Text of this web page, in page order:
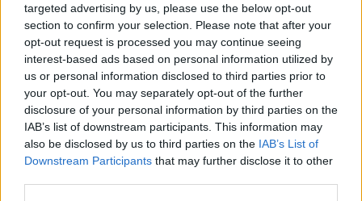
targeted advertising by us, please use the below opt-out
section to confirm your selection. Please note that after your
opt-out request is processed you may continue seeing
interest-based ads based on personal information utilized by
us or personal information disclosed to third parties prior to
your opt-out. You may separately opt-out of the further
disclosure of your personal information by third parties on the
IAB’s list of downstream participants. This information may
also be disclosed by us to third parties on the IAB’s List of
Downstream Participants that may further disclose it to other